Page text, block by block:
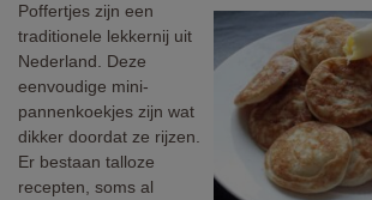
Poffertjes zijn een
traditionele lekkernij uit
Nederland. Deze
eenvoudige mini-
pannenkoekjes zijn wat
dikker doordat ze rijzen.
Er bestaan talloze
recepten, soms al